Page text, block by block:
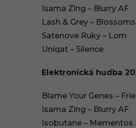
Isama Zing – Blurry AF
Lash & Grey –
Satenove Ruky – Lom
Uniqat – Silence
Elektronická hudba
Blame Your Genes –
Isama Zing – Blurry AF
Isobutane – Mementos